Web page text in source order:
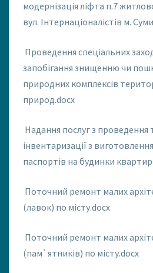
модернізація ліфта п.7
вул. Інтернаціоналістів м.
Проведення спеціальних
запобігання знищенню чи
природних комплексів
природ.docx
Надання послуг з проведення
інвентаризації з
паспортів на будинки
Поточний ремонт малих
(лавок) по місту.docx
Поточний ремонт малих
(пам`ятників) по місту.docx